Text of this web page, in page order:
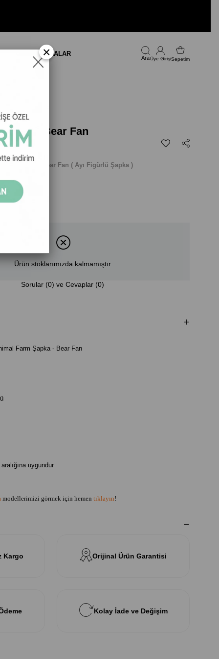
MARKALAR
Üye GirişiSepetim
- Bear Fan
Şapka - Bear Fan ( Ayı Figürlü Şapka )
Ürün stoklarımızda kalmamıştır.
Sorular (0) ve Cevaplar (0)
Farm Şapka - Bear Fan
uygundur
modellerimizi görmek için hemen tıklayın!
Kargo Orijinal Ürün Garantisi
Kolay İade ve Değişim
×